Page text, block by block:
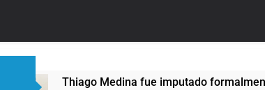
Thiago Medina fue imputado formalmente por